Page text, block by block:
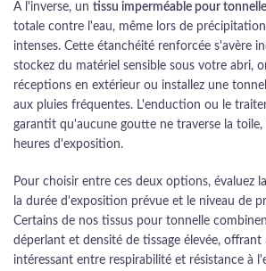
À l'inverse, un tissu imperméable pour tonnelle
totale contre l'eau, même lors de
intenses. Cette étanchéité renforcée s'avère
stockez du matériel sensible sous votre abri,
réceptions en extérieur ou installez une
aux pluies fréquentes. L'enduction ou le
garantit qu'aucune goutte ne traverse la toile,
heures d'exposition.
Pour choisir entre ces deux options, évaluez
la durée d'exposition prévue et le niveau de
Certains de nos tissus pour tonnelle
déperlant et densité de tissage élevée,
intéressant entre respirabilité et résistance à